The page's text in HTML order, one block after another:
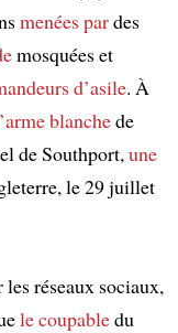
menées pardes
mosquées et
d’asile. À
blanchede
de Southport,une
le 29 juillet
réseaux sociaux,
le coupabledu